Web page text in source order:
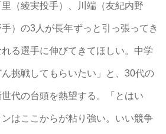
（綾実投手）、川端（友紀内野
）の3人が長年ずっと引っ張ってき
る選手に伸びてきてほしい。中学
挑戦してもらいたい」と、30代の
代の台頭を熱望する。「とはい
はここからが粘り強い。いい競争